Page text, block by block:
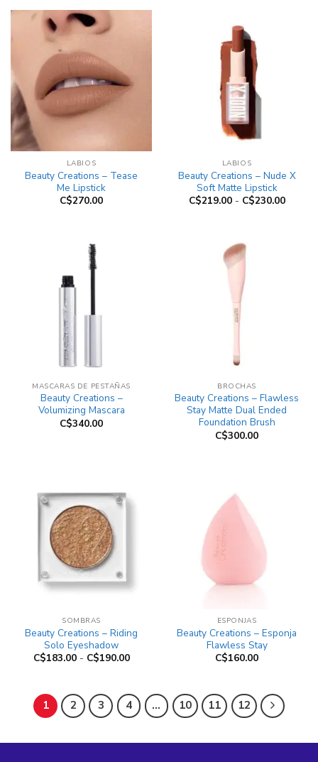
LABIOS
Beauty Creations – Tease
Me Lipstick
C$270.00
LABIOS
Beauty Creations – Nude X
Soft Matte Lipstick
C$219.00 - C$230.00Rango
MASCARAS DE PESTAÑAS
Beauty Creations –
Volumizing Mascara
C$340.00
BROCHAS
Beauty Creations – Flawless
Stay Matte Dual Ended
Foundation Brush
C$300.00
SOMBRAS
Beauty Creations – Riding
Solo Eyeshadow
C$183.00 - C$190.00Rango
C$183.00
hasta
C$190.00
ESPONJAS
Beauty Creations – Esponja
Flawless Stay
C$160.00
1 2 3 4 … 10 11 12